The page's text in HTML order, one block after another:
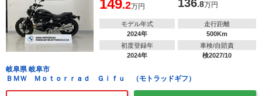
149.2万円 136.8万円
モデル年式
2024年
走行距離
500Km
初度登録年
2024年
車検/自賠責
検2027/10
岐阜県 岐阜市
ＢＭＷ Ｍｏｔｏｒｒａｄ Ｇｉｆｕ （モトラッドギフ）